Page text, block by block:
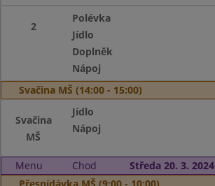
2
Polévka
Jídlo
Doplněk
Nápoj
Svačina MŠ (14:00 - 15:00)
Svačina
MŠ
Jídlo
Nápoj
Menu Chod
Středa 20. 3. 2024